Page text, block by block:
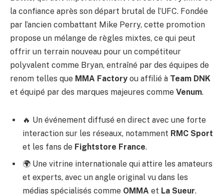
la confiance après son départ brutal de l’UFC. Fondée
par l’ancien combattant Mike Perry, cette promotion
propose un mélange de règles mixtes, ce qui peut
offrir un terrain nouveau pour un compétiteur
polyvalent comme Bryan, entraîné par des équipes de
renom telles que MMA Factory ou affilié à Team DNK
et équipé par des marques majeures comme Venum.
🔥 Un événement diffusé en direct avec une forte
interaction sur les réseaux, notamment RMC Sport
et les fans de Fightstore France.
🌍 Une vitrine internationale qui attire les amateurs
et experts, avec un angle original vu dans les
médias spécialisés comme OMMA et La Sueur.